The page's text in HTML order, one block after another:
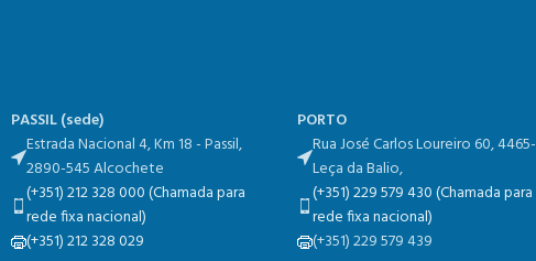
PASSIL (sede)
Estrada Nacional 4, Km 18​​ - Passil,
2890-545 Alcochete
(+351) 212 328 000 (Chamada para
rede fixa nacional)
(+351) 212 328 029
PORTO
Rua José Carlos Loureiro 60,
Leça da Balio,
(+351) 229 579 430 (Chamada para
rede fixa nacional)
(+351) 229 579 439